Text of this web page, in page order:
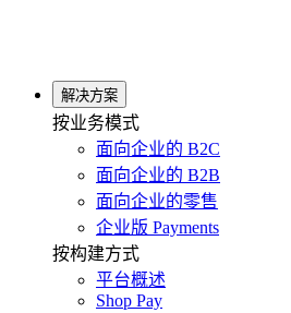
解决方案
按业务模式
面向企业的 B2C
面向企业的 B2B
面向企业的零售
企业版 Payments
按构建方式
平台概述
Shop Pay